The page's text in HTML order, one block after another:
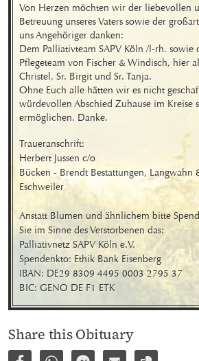
Von Herzen möchten wir der liebevollen
Betreuung unseres Vaters sowie der
uns Angehöriger danken:
Dem Palliativteam SAPV Köln /l-rh. sowie
Pflegeteam von Fischer & Windisch, hier
Christel, Sr. Birgit und Sr. Tanja.
Ohne Euch alle hätten wir es nicht
würdevollen Abschied Zuhause im Kreise
ermöglichen. Danke.
Traueranschrift:
Herbert Jussen c/o
Bücken - Brendt Bestattungen, Langwahn
Eschweiler
Anstatt Blumen und ähnlichem bitte
Sie im Sinne des Verstorbenen das:
Palliativnetz SAPV Köln e.V.
Spendenkto: Ethik Bank Eisenberg
IBAN: DE29 8309 4495 0003 2795 37
BIC: GENO DE F1 ETK
Share this Obituary